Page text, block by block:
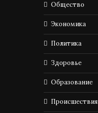
Общество
Экономика
Политика
Здоровье
Образование
Происшествия